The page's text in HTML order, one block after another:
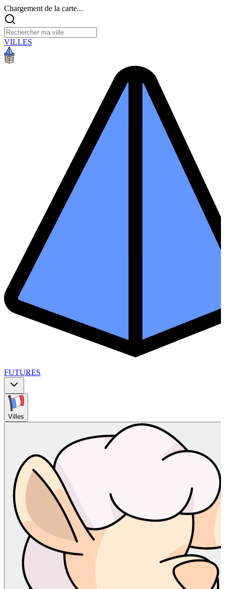
Chargement de la carte...
VILLES
FUTURES
Villes